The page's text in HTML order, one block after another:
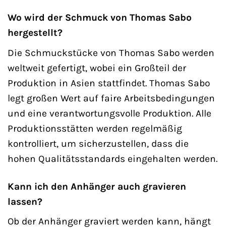
Wo wird der Schmuck von Thomas Sabo
hergestellt?
Die Schmuckstücke von Thomas Sabo werden
weltweit gefertigt, wobei ein Großteil der
Produktion in Asien stattfindet. Thomas Sabo
legt großen Wert auf faire Arbeitsbedingungen
und eine verantwortungsvolle Produktion. Alle
Produktionsstätten werden regelmäßig
kontrolliert, um sicherzustellen, dass die
hohen Qualitätsstandards eingehalten werden.
Kann ich den Anhänger auch gravieren
lassen?
Ob der Anhänger graviert werden kann, hängt